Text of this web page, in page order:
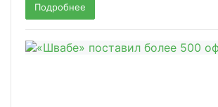
Подробнее